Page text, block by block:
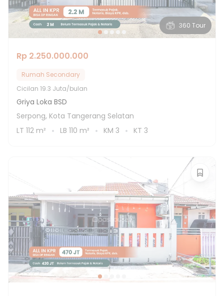
360 Tour
Rp 2.250.000.000
Rumah Secondary
Cicilan 19.3 Juta/bulan
Griya Loka BSD
Serpong, Kota Tangerang Selatan
LT 112 m² LB 110 m² KM 3 KT 3